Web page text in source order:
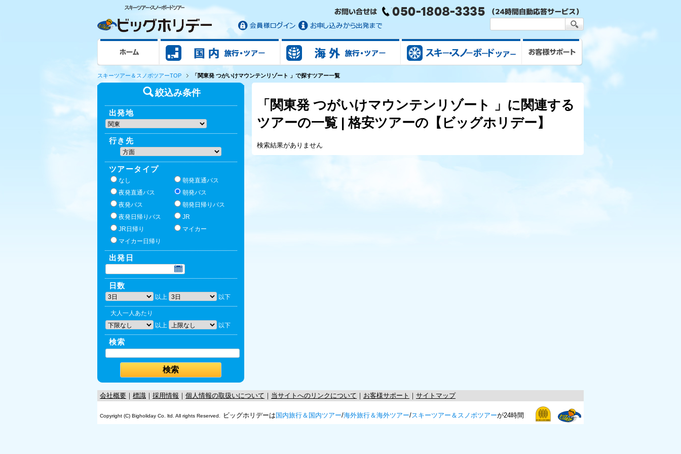
ホーム 国内旅行/ツアー 海外旅行/ツアー スキー&スノボツアー
スキーツアー＆スノボツアーTOP 「関東発 つがいけマウンテンリゾート 」で探すツアー一覧
絞込み条件
出発地
行き先
ツアータイプ
なし
朝発直通バス
夜発直通バス
朝発バス
夜発バス
朝発日帰りバス
夜発日帰りバス
JR
JR日帰り
マイカー
マイカー日帰り
出発日
日数
以上 以下
大人一人あたり
以上
以下
検索
「関東発 つがいけマウンテンリゾート 」に関連する
ツアーの一覧 | 格安ツアーの【ビッグホリデー】
検索結果がありません
会社概要 ｜ 標識 ｜ 採用情報 ｜ 個人情報の取扱いについて ｜ 当サイトへのリンクについて ｜ お客様サポート ｜ サイトマップ
Copyright (C) Bigholiday Co. ltd. All rights Reserved. ビッグホリデーは 国内旅行＆国内ツアー/海外旅行＆海外ツアー/スキーツアー＆スノボツアーが24時間